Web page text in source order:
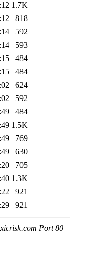
1.7K
818
592
593
484
484
624
592
484
1.5K
769
630
705
1.3K
921
921
Port 80